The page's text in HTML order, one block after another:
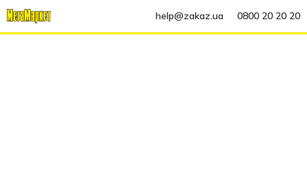
help@zakaz.ua 0800 20 20 20